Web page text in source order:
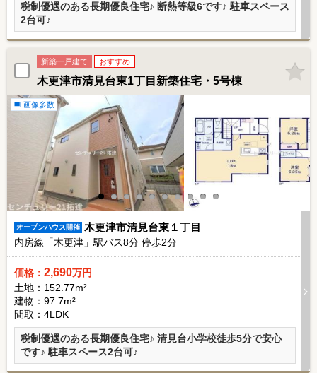
税制優遇のある長期優良住宅♪ 断熱等級6です♪ 駐車スペース
2台可♪
新築一戸建て おすすめ
木更津市清見台東1丁目新築住宅・5号棟
画像多数
オープンハウス開催 木更津市清見台東１丁目
内房線「木更津」駅バス8分 停歩2分
価格： 2,690万円
土地：152.77m²
建物：97.7m²
間取：4LDK
税制優遇のある長期優良住宅♪ 清見台小学校徒歩5分で安心
です♪ 駐車スペース2台可♪